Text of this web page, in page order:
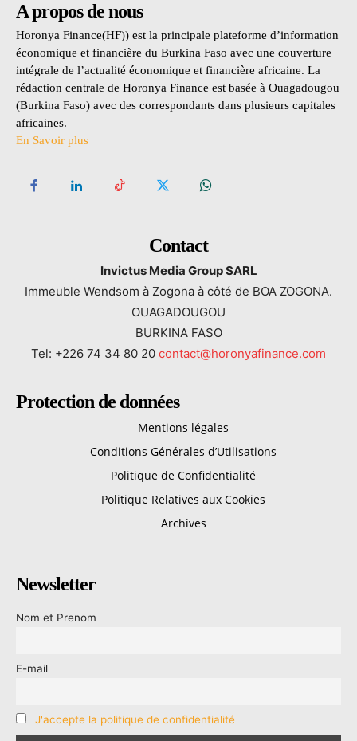
A propos de nous
Horonya Finance(HF)) est la principale plateforme d’information
économique et financière du Burkina Faso avec une couverture
intégrale de l’actualité économique et financière africaine. La
rédaction centrale de Horonya Finance est basée à Ouagadougou
(Burkina Faso) avec des correspondants dans plusieurs capitales
africaines.
En Savoir plus
Contact
Invictus Media Group SARL
Immeuble Wendsom à Zogona à côté de BOA ZOGONA.
OUAGADOUGOU
BURKINA FASO
Tel: +226 74 34 80 20 contact@horonyafinance.com
Protection de données
Mentions légales
Conditions Générales d’Utilisations
Politique de Confidentialité
Politique Relatives aux Cookies
Archives
Newsletter
Nom et Prenom
E-mail
J'accepte la politique de confidentialité